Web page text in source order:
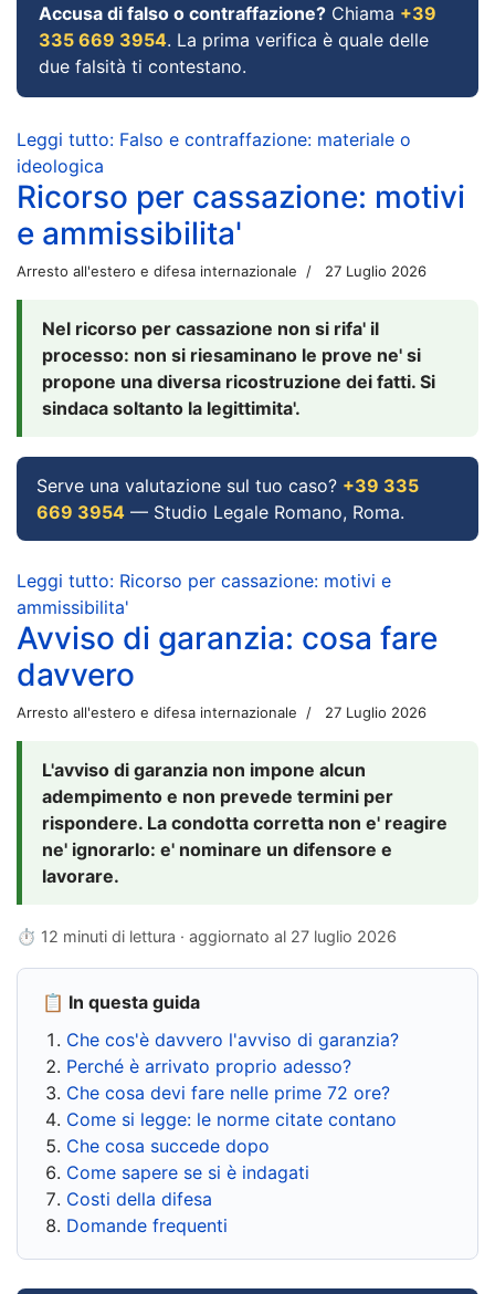
Accusa di falso o contraffazione? Chiama +39
335 669 3954. La prima verifica è quale delle
due falsità ti contestano.
Leggi tutto: Falso e contraffazione: materiale o
ideologica
Ricorso per cassazione: motivi
e ammissibilita'
Arresto all'estero e difesa internazionale 27 Luglio 2026
Nel ricorso per cassazione non si rifa' il
processo: non si riesaminano le prove ne' si
propone una diversa ricostruzione dei fatti. Si
sindaca soltanto la legittimita'.
Serve una valutazione sul tuo caso? +39 335
669 3954 — Studio Legale Romano, Roma.
Leggi tutto: Ricorso per cassazione: motivi e
ammissibilita'
Avviso di garanzia: cosa fare
davvero
Arresto all'estero e difesa internazionale 27 Luglio 2026
L'avviso di garanzia non impone alcun
adempimento e non prevede termini per
rispondere. La condotta corretta non e' reagire
ne' ignorarlo: e' nominare un difensore e
lavorare.
⏱ 12 minuti di lettura · aggiornato al 27 luglio 2026
📋 In questa guida
Che cos'è davvero l'avviso di garanzia?
Perché è arrivato proprio adesso?
Che cosa devi fare nelle prime 72 ore?
Come si legge: le norme citate contano
Che cosa succede dopo
Come sapere se si è indagati
Costi della difesa
Domande frequenti